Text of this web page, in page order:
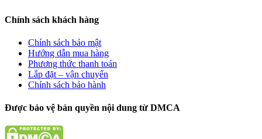
Chính sách khách hàng
Chính sách bảo mật
Hướng dẫn mua hàng
Phương thức thanh toán
Lắp đặt – vận chuyển
Chính sách bảo hành
Được bảo vệ bản quyền nội dung từ DMCA